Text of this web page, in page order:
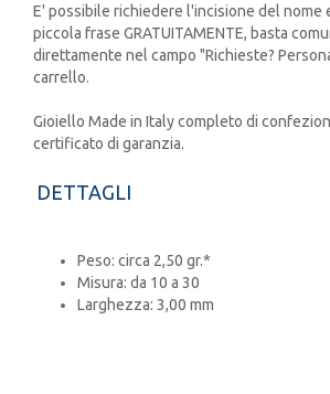
E' possibile richiedere l'incisione del nome
piccola frase GRATUITAMENTE, basta
direttamente nel campo "Richieste?
carrello.
Gioiello Made in Italy completo di
certificato di garanzia.
DETTAGLI
Peso: circa 2,50 gr.*
Misura: da 10 a 30
Larghezza: 3,00 mm